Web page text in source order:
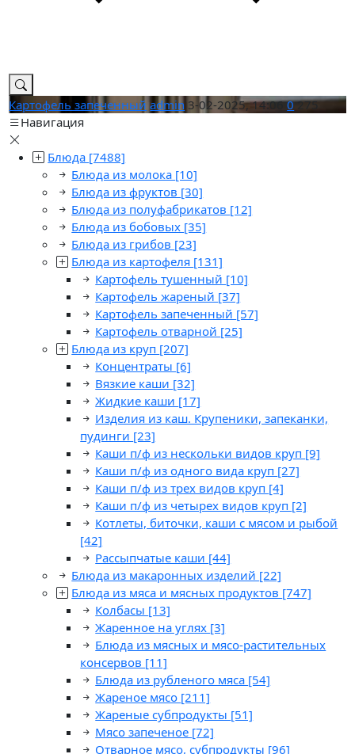
Картофель запеченный admin 3-02-2025, 14:06 0 275
Навигация
Блюда [7488]
Блюда из молока [10]
Блюда из фруктов [30]
Блюда из полуфабрикатов [12]
Блюда из бобовых [35]
Блюда из грибов [23]
Блюда из картофеля [131]
Картофель тушенный [10]
Картофель жареный [37]
Картофель запеченный [57]
Картофель отварной [25]
Блюда из круп [207]
Концентраты [6]
Вязкие каши [32]
Жидкие каши [17]
Изделия из каш. Крупеники, запеканки,
пудинги [23]
Каши п/ф из нескольки видов круп [9]
Каши п/ф из одного вида круп [27]
Каши п/ф из трех видов круп [4]
Каши п/ф из четырех видов круп [2]
Котлеты, биточки, каши с мясом и рыбой
[42]
Рассыпчатые каши [44]
Блюда из макаронных изделий [22]
Блюда из мяса и мясных продуктов [747]
Колбасы [13]
Жаренное на углях [3]
Блюда из мясных и мясо-растительных
консервов [11]
Блюда из рубленого мяса [54]
Жареное мясо [211]
Жареные субпродукты [51]
Мясо запеченое [72]
Отварное мясо, субпродукты [96]